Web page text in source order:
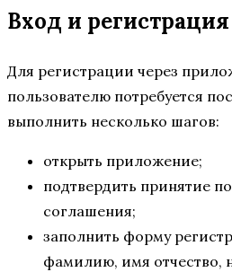
Вход и регистрация
Для регистрации через
пользователю потребуется
выполнить несколько шагов:
открыть приложение;
подтвердить принятие
соглашения;
заполнить форму
фамилию, имя отчество,